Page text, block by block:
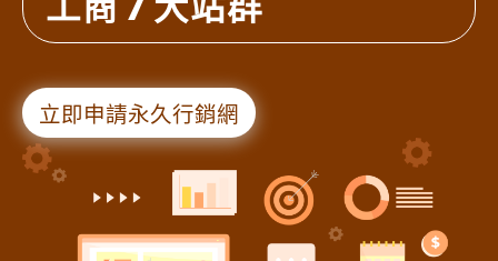
工商 大站群
立即申請永久行銷網